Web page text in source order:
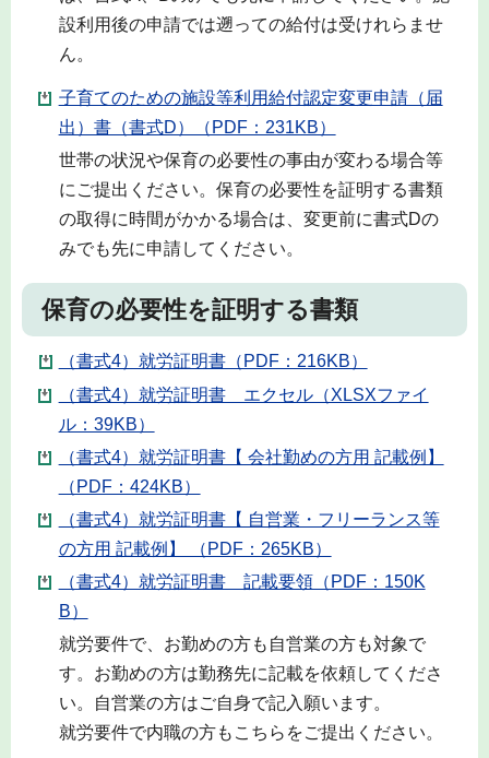
設利用後の申請では遡っての給付は受けれらませ
ん。
子育てのための施設等利用給付認定変更申請（届
出）書（書式D）（PDF：231KB）
世帯の状況や保育の必要性の事由が変わる場合等
にご提出ください。保育の必要性を証明する書類
の取得に時間がかかる場合は、変更前に書式Dの
みでも先に申請してください。
保育の必要性を証明する書類
（書式4）就労証明書（PDF：216KB）
（書式4）就労証明書 エクセル（XLSXファイ
ル：39KB）
（書式4）就労証明書【 会社勤めの方用 記載例】
（PDF：424KB）
（書式4）就労証明書【 自営業・フリーランス等
の方用 記載例】 （PDF：265KB）
（書式4）就労証明書 記載要領（PDF：150K
B）
就労要件で、お勤めの方も自営業の方も対象で
す。お勤めの方は勤務先に記載を依頼してくださ
い。自営業の方はご自身で記入願います。
就労要件で内職の方もこちらをご提出ください。